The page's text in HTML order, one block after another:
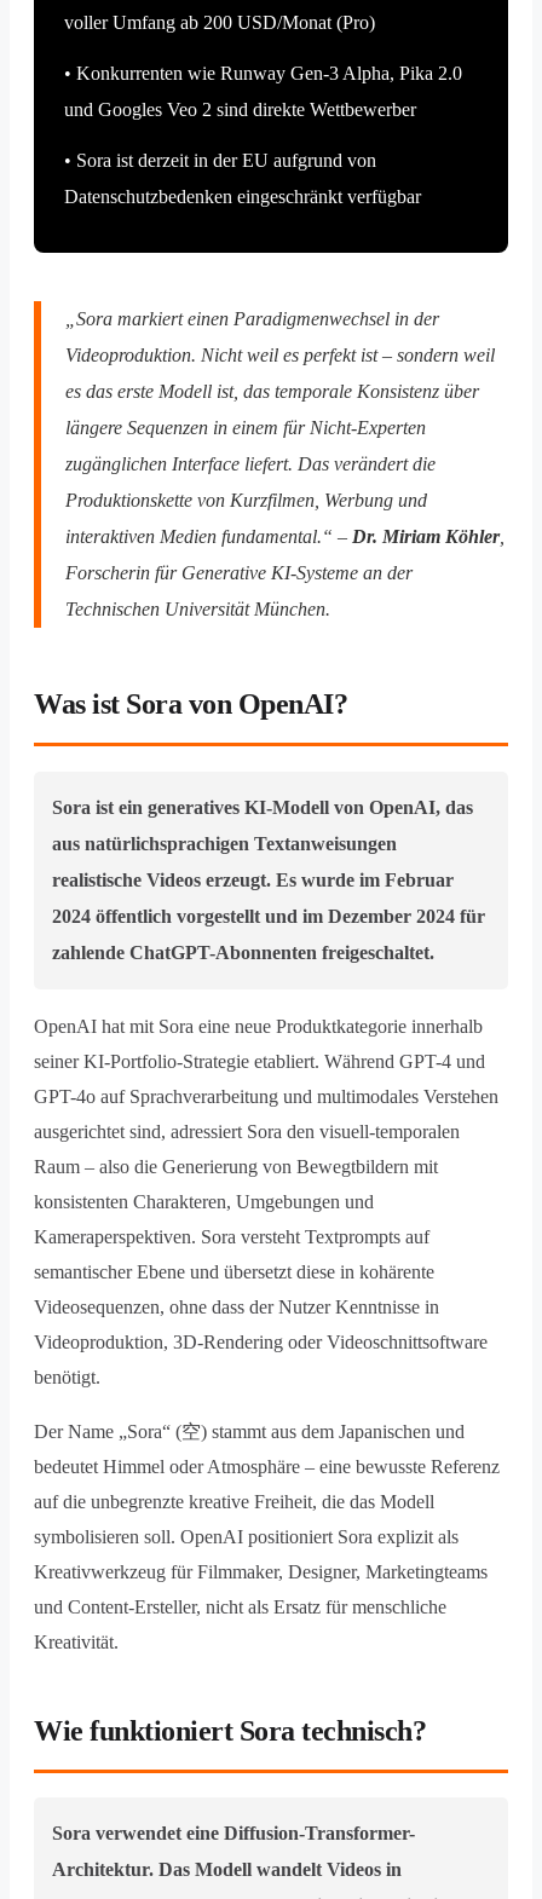
voller Umfang ab 200 USD/Monat (Pro)
• Konkurrenten wie Runway Gen-3 Alpha, Pika 2.0
und Googles Veo 2 sind direkte Wettbewerber
• Sora ist derzeit in der EU aufgrund von
Datenschutzbedenken eingeschränkt verfügbar
„Sora markiert einen Paradigmenwechsel in der
Videoproduktion. Nicht weil es perfekt ist – sondern weil
es das erste Modell ist, das temporale Konsistenz über
längere Sequenzen in einem für Nicht-Experten
zugänglichen Interface liefert. Das verändert die
Produktionskette von Kurzfilmen, Werbung und
interaktiven Medien fundamental.“ – Dr. Miriam Köhler,
Forscherin für Generative KI-Systeme an der
Technischen Universität München.
Was ist Sora von OpenAI?
Sora ist ein generatives KI-Modell von OpenAI, das
aus natürlichsprachigen Textanweisungen
realistische Videos erzeugt. Es wurde im Februar
2024 öffentlich vorgestellt und im Dezember 2024 für
zahlende ChatGPT-Abonnenten freigeschaltet.
OpenAI hat mit Sora eine neue Produktkategorie innerhalb
seiner KI-Portfolio-Strategie etabliert. Während GPT-4 und
GPT-4o auf Sprachverarbeitung und multimodales Verstehen
ausgerichtet sind, adressiert Sora den visuell-temporalen
Raum – also die Generierung von Bewegtbildern mit
konsistenten Charakteren, Umgebungen und
Kameraperspektiven. Sora versteht Textprompts auf
semantischer Ebene und übersetzt diese in kohärente
Videosequenzen, ohne dass der Nutzer Kenntnisse in
Videoproduktion, 3D-Rendering oder Videoschnittsoftware
benötigt.
Der Name „Sora“ (空) stammt aus dem Japanischen und
bedeutet Himmel oder Atmosphäre – eine bewusste Referenz
auf die unbegrenzte kreative Freiheit, die das Modell
symbolisieren soll. OpenAI positioniert Sora explizit als
Kreativwerkzeug für Filmmaker, Designer, Marketingteams
und Content-Ersteller, nicht als Ersatz für menschliche
Kreativität.
Wie funktioniert Sora technisch?
Sora verwendet eine Diffusion-Transformer-
Architektur. Das Modell wandelt Videos in